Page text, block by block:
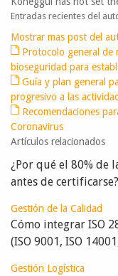
Entradas recientes del
Mostrar mas post del
Protocolo general de
bioseguridad para
Guía y plan general
progresivo a las
Recomendaciones
Coronavirus
Artículos relacionados
¿Por qué el 80% de
antes de certificarse?
Gestión de la Calidad
Cómo integrar ISO
(ISO 9001, ISO
Gestión Logística